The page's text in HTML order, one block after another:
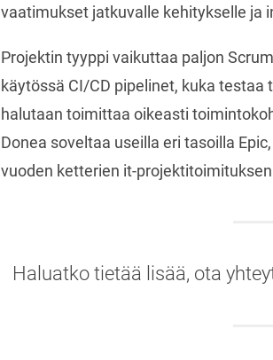
vaatimukset jatkuvalle kehitykselle ja
Projektin tyyppi vaikuttaa paljon
käytössä CI/CD pipelinet, kuka
halutaan toimittaa oikeasti
Donea soveltaa useilla eri tasoilla
vuoden ketterien it-
Haluatko tietää lisää, ota